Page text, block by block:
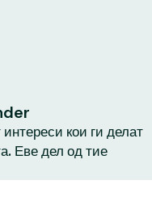
кои ги делат
Еве дел од тие